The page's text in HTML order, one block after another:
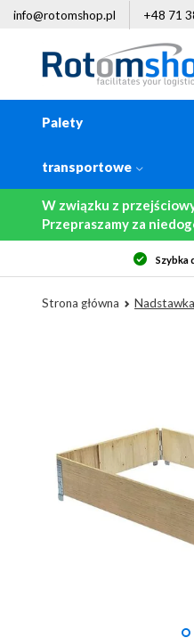
info@rotomshop.pl +48 71
Palety
transportowe
W związku z
Przepraszamy za
Szybka
Strona główna